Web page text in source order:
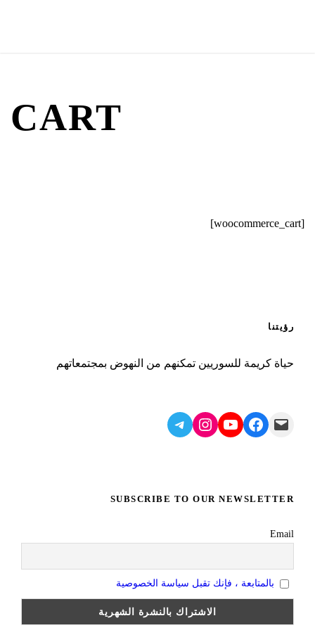
CART
[woocommerce_cart]
رؤيتنا
حياة كريمة للسوريين تمكنهم من النهوض بمجتمعاتهم
Mail
Facebook
YouTube
Instagram
Telegram
SUBSCRIBE TO OUR NEWSLETTER
Email
بالمتابعة ، فإنك تقبل سياسة الخصوصية